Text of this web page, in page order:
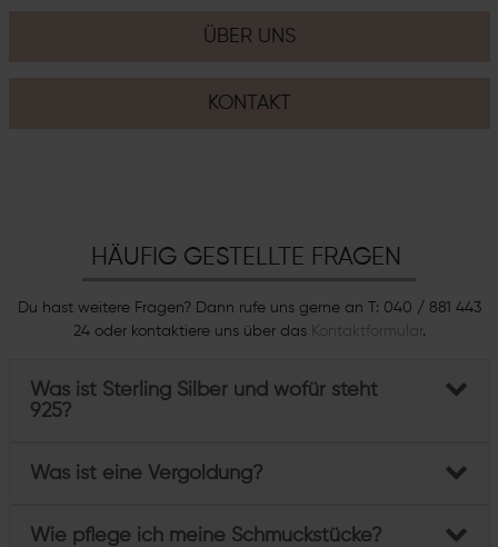
ÜBER UNS
KONTAKT
HÄUFIG GESTELLTE FRAGEN
Du hast weitere Fragen? Dann rufe uns gerne an T: 040 / 881 443
24 oder kontaktiere uns über das
Kontaktformular.
Was ist Sterling Silber und wofür steht
925?
Was ist eine Vergoldung?
Wie pflege ich meine Schmuckstücke?